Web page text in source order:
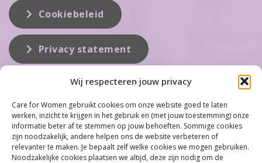
Wij respecteren jouw privacy
Care for Women gebruikt cookies om onze website goed te laten
werken, inzicht te krijgen in het gebruik en (met jouw toestemming) onze
informatie beter af te stemmen op jouw behoeften. Sommige cookies
zijn noodzakelijk, andere helpen ons de website verbeteren of
relevanter te maken. Je bepaalt zelf welke cookies we mogen gebruiken.
Noodzakelijke cookies plaatsen we altijd, deze zijn nodig om de
Cookiebeleid
Privacy statement
Care for Women is de eerste organisatie die zich inzet op het gebied
van hormonale problemen bij vrouwen. Met ruim 100 locaties
behoort Care for Women tot één van de grootste organisaties op dit
vakgebied...